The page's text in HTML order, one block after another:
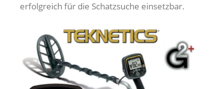
erfolgreich für die Schatzsuche einsetzbar.